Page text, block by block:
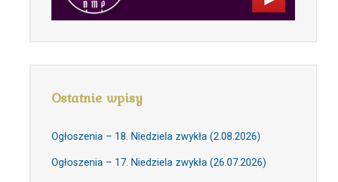
Ostatnie wpisy
Ogłoszenia – 18. Niedziela zwykła (2.08.2026)
Ogłoszenia – 17. Niedziela zwykła (26.07.2026)